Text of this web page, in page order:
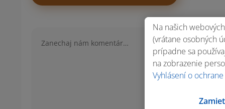
Na našich
(vrátane osobných
prípadne sa
na zobrazenie
Vyhlásení o